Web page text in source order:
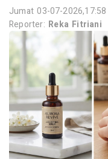
Jumat 03-07-2026,17:58
Reporter: Reka Fitriani